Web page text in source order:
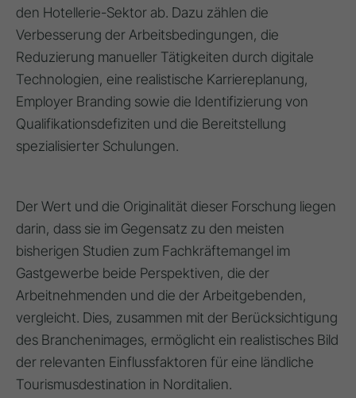
den Hotellerie-Sektor ab. Dazu zählen die
Verbesserung der Arbeitsbedingungen, die
Reduzierung manueller Tätigkeiten durch digitale
Technologien, eine realistische Karriereplanung,
Employer Branding sowie die Identifizierung von
Qualifikationsdefiziten und die Bereitstellung
spezialisierter Schulungen.
Der Wert und die Originalität dieser Forschung liegen
darin, dass sie im Gegensatz zu den meisten
bisherigen Studien zum Fachkräftemangel im
Gastgewerbe beide Perspektiven, die der
Arbeitnehmenden und die der Arbeitgebenden,
vergleicht. Dies, zusammen mit der Berücksichtigung
des Branchenimages, ermöglicht ein realistisches Bild
der relevanten Einflussfaktoren für eine ländliche
Tourismusdestination in Norditalien.